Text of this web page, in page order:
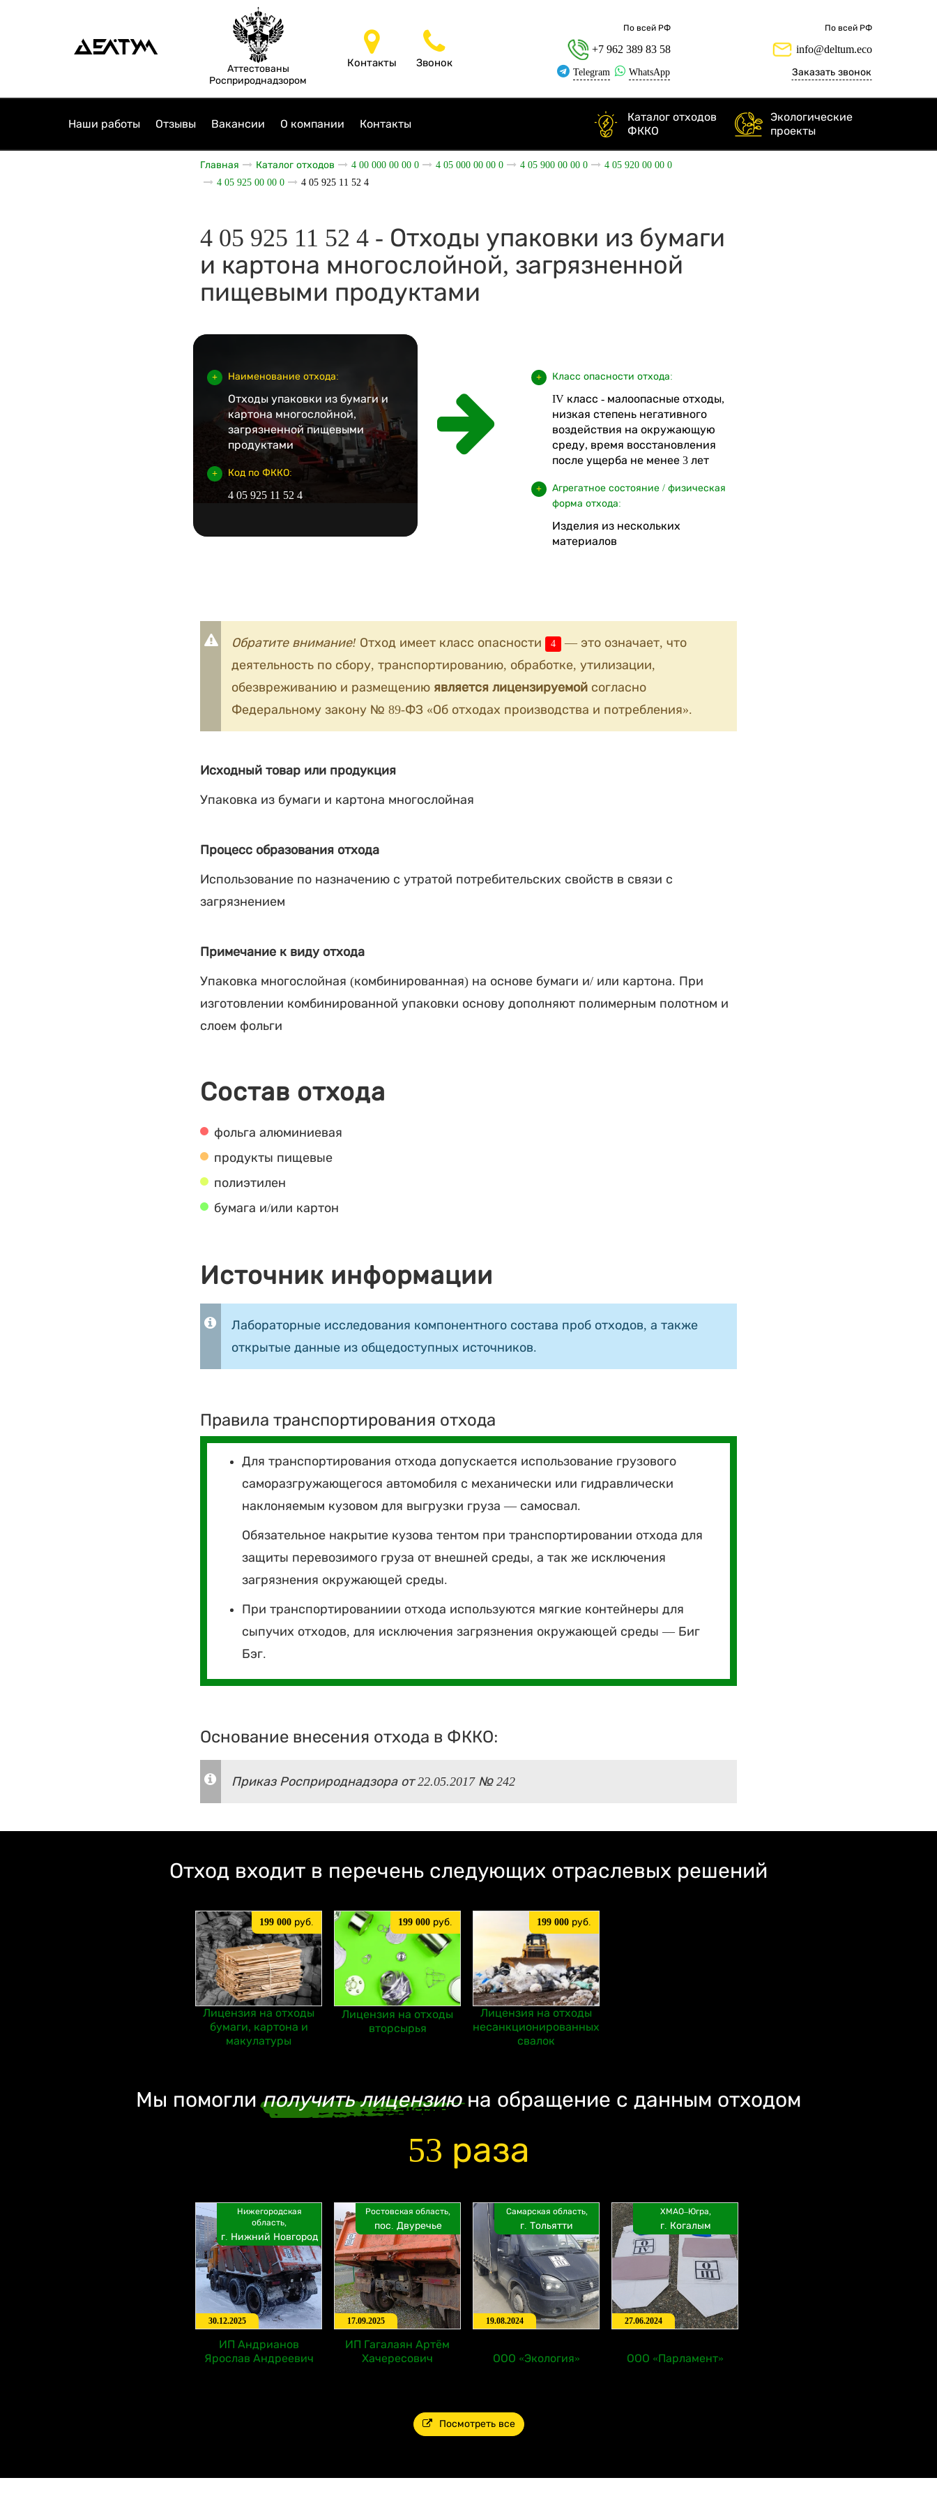
Аттестованы
Росприроднадзором
Контакты Звонок
По всей РФ
+7 962 389 83 58
Telegram WhatsApp
По всей РФ
info@deltum.eco
Заказать звонок
Наши работы Отзывы Вакансии О компании Контакты
Каталог отходов
ФККО
Экологические
проекты
Главная Каталог отходов 4 00 000 00 00 0 4 05 000 00 00 0 4 05 900 00 00 0
4 05 920 00 00 0
4 05 925 00 00 0
4 05 925 11 52 4
4 05 925 11 52 4 - Отходы упаковки из бумаги
и картона многослойной, загрязненной
пищевыми продуктами
Наименование отхода:
Отходы упаковки из бумаги и
картона многослойной,
загрязненной пищевыми
продуктами
Код по ФККО:
4 05 925 11 52 4
Класс опасности отхода:
IV класс - малоопасные отходы,
низкая степень негативного
воздействия на окружающую
среду, время восстановления
после ущерба не менее 3 лет
Агрегатное состояние / физическая
форма отхода:
Изделия из нескольких
материалов
Обратите внимание! Отход имеет класс опасности 4
— это означает, что
деятельность по сбору, транспортированию, обработке, утилизации,
обезвреживанию и размещению является лицензируемой согласно
Федеральному закону № 89-ФЗ «Об отходах производства и потребления».
Исходный товар или продукция
Упаковка из бумаги и картона многослойная
Процесс образования отхода
Использование по назначению с утратой потребительских свойств в связи с
загрязнением
Примечание к виду отхода
Упаковка многослойная (комбинированная) на основе бумаги и/ или картона. При
изготовлении комбинированной упаковки основу дополняют полимерным полотном и
слоем фольги
Состав отхода
фольга алюминиевая
продукты пищевые
полиэтилен
бумага и/или картон
Источник информации
Лабораторные исследования компонентного состава проб отходов, а также
открытые данные из общедоступных источников.
Правила транспортирования отхода
Для транспортирования отхода допускается использование грузового
саморазгружающегося автомобиля с механически или гидравлически
наклоняемым кузовом для выгрузки груза — самосвал.
Обязательное накрытие кузова тентом при транспортировании отхода для
защиты перевозимого груза от внешней среды, а так же исключения
загрязнения окружающей среды.
При транспортированиии отхода используются мягкие контейнеры для
сыпучих отходов, для исключения загрязнения окружающей среды — Биг
Бэг.
Основание внесения отхода в ФККО:
Приказ Росприроднадзора от 22.05.2017 № 242
Отход входит в перечень следующих отраслевых решений
199 000 руб.
Лицензия на отходы
бумаги, картона и
макулатуры
199 000 руб.
Лицензия на отходы
вторсырья
199 000 руб.
Лицензия на отходы
несанкционированных
свалок
Мы помоглиполучить лицензиюна обращение с данным отходом
53 раза
Нижегородская
область,
г. Нижний Новгород
30.12.2025
ИП Андрианов
Ярослав Андреевич
Ростовская область,
пос. Двуречье
17.09.2025
ИП Гагалаян Артём
Хачересович
Самарская область,
г. Тольятти
19.08.2024
ООО «Экология»
ХМАО–Югра,
г. Когалым
27.06.2024
ООО «Парламент»
Посмотреть все